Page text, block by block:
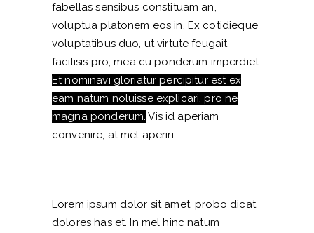
fabellas sensibus constituam an,
voluptua platonem eos in. Ex cotidieque
voluptatibus duo, ut virtute feugait
facilisis pro, mea cu ponderum imperdiet.
Et nominavi gloriatur percipitur est ex
eam natum noluisse explicari, pro ne
magna ponderum. Vis id aperiam
convenire, at mel aperiri
Lorem ipsum dolor sit amet, probo dicat
dolores has et. In mel hinc natum